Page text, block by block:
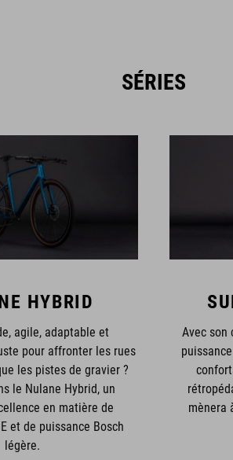
SÉRIES
HYBRID
agile, adaptable et
pour affronter les rues
les pistes de gravier ?
le Nulane Hybrid, un
en matière de
et de puissance Bosch
légère.
Avec son
mènera